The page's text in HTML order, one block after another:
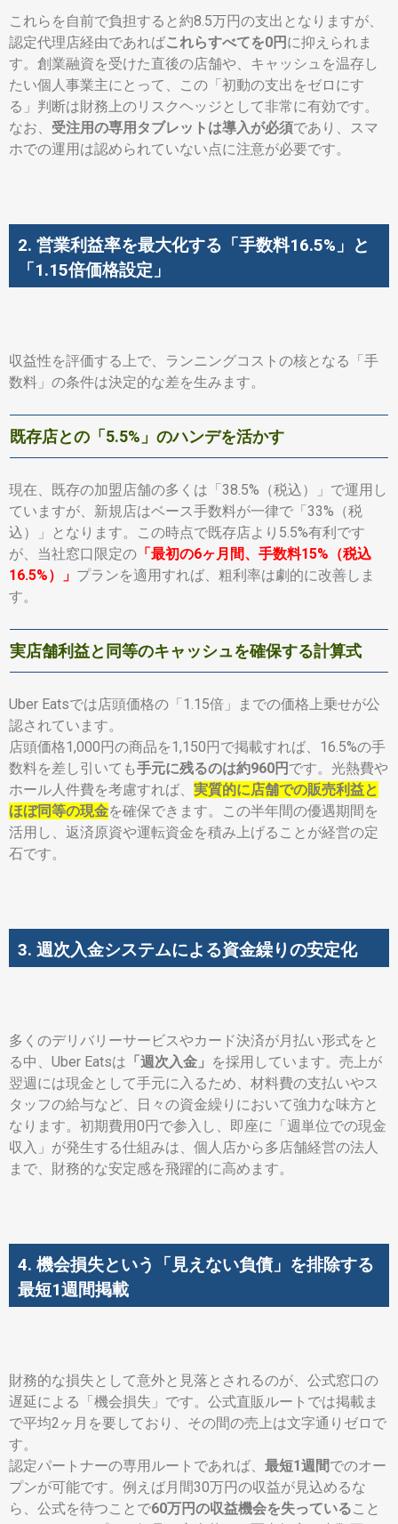
これらを自前で負担すると約8.5万円の支出となりますが、
認定代理店経由であればこれらすべてを0円 に抑えられま
す。創業融資を受けた直後の店舗や、キャッシュを温存し
たい個人事業主にとって、この「初動の支出をゼロにす
る」判断は財務上のリスクヘッジとして非常に有効です。
なお、 受注用の専用タブレットは導入が必須であり、スマ
ホでの運用は認められていない点に注意が必要です。
2. 営業利益率を最大化する「手数料16.5%」と
「1.15倍価格設定」
収益性を評価する上で、ランニングコストの核となる「手
数料」の条件は決定的な差を生みます。
既存店との「5.5%」のハンデを活かす
現在、既存の加盟店舗の多くは「38.5%（税込）」で運用し
ていますが、新規店はベース手数料が一律で「33%（税
込）」となります。この時点で既存店より5.5%有利です
が、当社窓口限定の 「最初の6ヶ月間、手数料15%（税込
16.5%）」 プランを適用すれば、粗利率は劇的に改善しま
す。
実店舗利益と同等のキャッシュを確保する計算式
Uber Eatsでは店頭価格の「1.15倍」までの価格上乗せが公
認されています。
店頭価格1,000円の商品を1,150円で掲載すれば、16.5%の手
数料を差し引いても手元に残るのは約960円 です。光熱費や
ホール人件費を考慮すれば、 実質的に店舗での販売利益と
ほぼ同等の現金を確保できます。この半年間の優遇期間を
活用し、返済原資や運転資金を積み上げることが経営の定
石です。
3. 週次入金システムによる資金繰りの安定化
多くのデリバリーサービスやカード決済が月払い形式をと
る中、Uber Eatsは 「週次入金」 を採用しています。売上が
翌週には現金として手元に入るため、材料費の支払いやス
タッフの給与など、日々の資金繰りにおいて強力な味方と
なります。初期費用0円で参入し、即座に「週単位での現金
収入」が発生する仕組みは、個人店から多店舗経営の法人
まで、財務的な安定感を飛躍的に高めます。
4. 機会損失という「見えない負債」を排除する
最短1週間掲載
財務的な損失として意外と見落とされるのが、公式窓口の
遅延による「機会損失」です。公式直販ルートでは掲載ま
で平均2ヶ月を要しており、その間の売上は文字通りゼロで
す。
認定パートナーの専用ルートであれば、 最短1週間でのオー
プンが可能です。例えば月間30万円の収益が見込めるな
ら、公式を待つことで60万円の収益機会を失っていること